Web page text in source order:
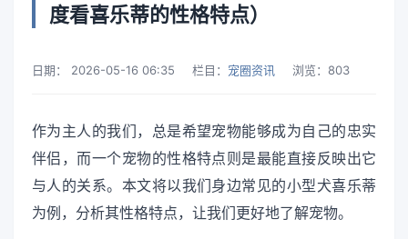
度看喜乐蒂的性格特点）
日期： 2026-05-16 06:35 栏目： 宠圈资讯 浏览： 803
作为主人的我们，总是希望宠物能够成为自己的忠实
伴侣，而一个宠物的性格特点则是最能直接反映出它
与人的关系。本文将以我们身边常见的小型犬喜乐蒂
为例，分析其性格特点，让我们更好地了解宠物。